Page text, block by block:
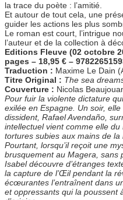
la trace du poète : l’amitié.
Et autour de tout cela, une
guider les actions les plus
Le roman est court, l’intrigue
l’auteur et de la collection à
Editions Fleuve (02 octobre
pages – 18,95 € –
Traduction : Maxime Le Dain
Titre Original : The sea
Couverture : Nicolas
Pour fuir la violente dictature
exilée en Espagne. Un soir,
dissident, Rafael Avendaño,
intellectuel vient comme elle
tortures subies aux mains de la
Pourtant, lorsqu’il reçoit une
brusquement au Magera, sans
Isabel découvre d’étranges
la capture de l’Œil pendant la
écœurantes l’entraînent dans
et oppressants qui la poussent